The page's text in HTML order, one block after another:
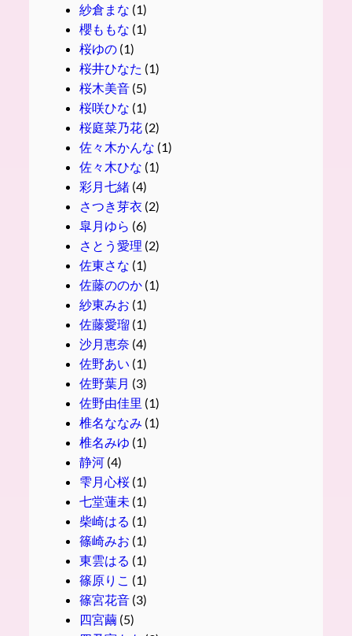
紗倉まな (1)
櫻ももな (1)
桜ゆの(1)
桜井ひなた (1)
桜木美音(5)
桜咲ひな (1)
桜庭菜乃花(2)
佐々木かんな (1)
佐々木ひな (1)
彩月七緒(4)
さつき芽衣 (2)
皐月ゆら (6)
さとう愛理 (2)
佐東さな (1)
佐藤ののか(1)
紗東みお (1)
佐藤愛瑠(1)
沙月恵奈 (4)
佐野あい (1)
佐野葉月 (3)
佐野由佳里 (1)
椎名ななみ (1)
椎名みゆ (1)
静河(4)
雫月心桜(1)
七堂蓮未 (1)
柴崎はる (1)
篠崎みお (1)
東雲はる (1)
篠原りこ (1)
篠宮花音(3)
四宮繭(5)